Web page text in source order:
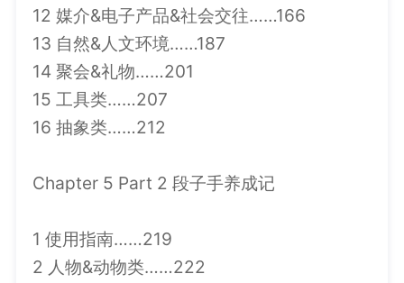
12 媒介&电子产品&社会交往……166
13 自然&人文环境……187
14 聚会&礼物……201
15 工具类……207
16 抽象类……212
Chapter 5 Part 2 段子手养成记
1 使用指南……219
2 人物&动物类……222